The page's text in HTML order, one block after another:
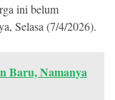
ini belum
Selasa (7/4/2026).
Baru, Namanya